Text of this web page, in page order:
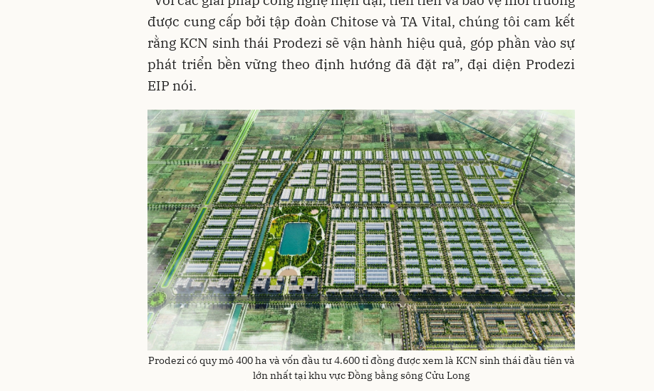
được cung cấp bởi tập đoàn Chitose và TA Vital, chúng tôi cam kết
rằng KCN sinh thái Prodezi sẽ vận hành hiệu quả, góp phần vào sự
phát triển bền vững theo định hướng đã đặt ra”, đại diện Prodezi
EIP nói.
Prodezi có quy mô 400 ha và vốn đầu tư 4.600 tỉ đồng được xem là KCN sinh thái đầu tiên và
lớn nhất tại khu vực Đồng bằng sông Cửu Long